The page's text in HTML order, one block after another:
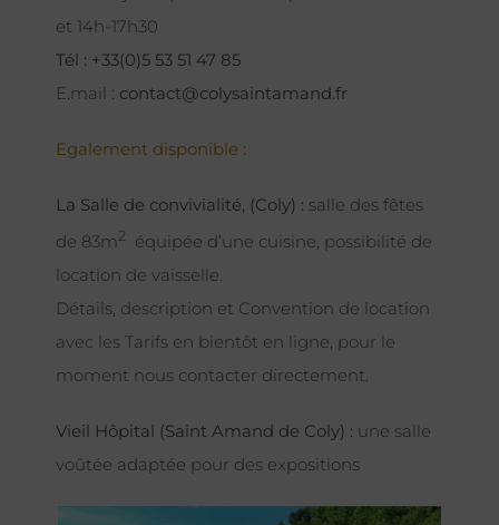
et 14h-17h30
Tél : +33(0)5 53 51 47 85
E.mail : contact@colysaintamand.fr
Egalement disponible :
La Salle de convivialité, (Coly) : salle des fêtes
de 83m2
équipée d’une cuisine, possibilité de
location de vaisselle.
Détails, description et Convention de location
avec les Tarifs en bientôt en ligne, pour le
moment nous contacter directement.
Vieil Hôpital (Saint Amand de Coly) : une salle
voûtée adaptée pour des expositions